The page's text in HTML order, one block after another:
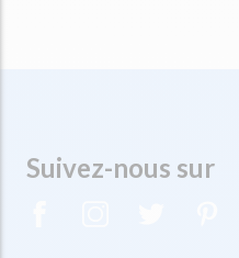
Suivez-nous sur